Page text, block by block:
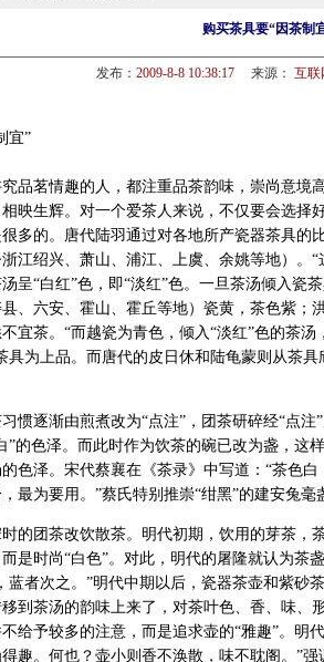
购买茶具要“因茶制
发布： 2009-8-8 10:38:17来源： 互联
宜”
茗情趣的人，都注重品茶韵味，崇尚意境
映生辉。对一个爱茶人来说，不仅要会选择
多的。唐代陆羽通过对各地所产瓷器茶具的
江绍兴、萧山、浦江、上虞、余姚等地）。
呈“白红”色，即“淡红”色。一旦茶汤倾入瓷
、六安、霍山、霍丘等地）瓷黄，茶色紫；
宜茶。“而越瓷为青色，倾入“淡红”色的茶
具为上品。而唐代的皮日休和陆龟蒙则从茶
逐渐由煎煮改为“点注”，团茶研碎经“点注
”的色泽。而此时作为饮茶的碗已改为盏，这
色泽。宋代蔡襄在《茶录》中写道：“茶色
最为要用。”蔡氏特别推崇“绀黑”的建安兔毫
团茶改饮散茶。明代初期，饮用的芽茶，
是时尚“白色”。对此，明代的屠隆就认为茶
蓝者次之。”明代中期以后，瓷器茶壶和紫砂
到茶汤的韵味上来了，对茶叶色、香、味、
给予较多的注意，而是追求壶的“雅趣”。明
趣。何也？壶小则香不涣散，味不耽阁。”